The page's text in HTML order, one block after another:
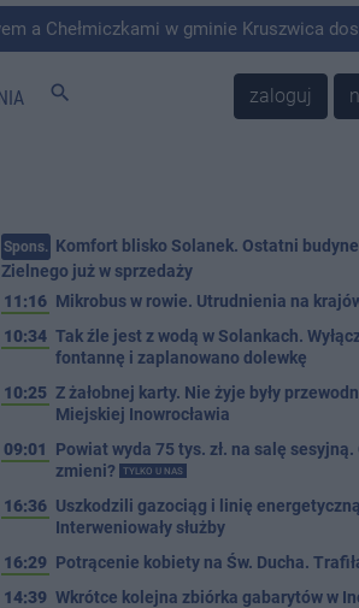
w gminie Kruszwica doszło do groźnie
search zaloguj
Spons. Komfort blisko Solanek. Ostatni
Zielnego już w sprzedaży
11:16 Mikrobus w rowie. Utrudnienia na
10:34 Tak źle jest z wodą w Solankach.
fontannę i zaplanowano dolewkę
10:25 Z żałobnej karty. Nie żyje były
Miejskiej Inowrocławia
09:01
Powiat wyda 75 tys. zł. na salę sesyjną.
zmieni?
TYLKO U NAS
16:36 Uszkodzili gazociąg i linię
Interweniowały służby
16:29 Potrącenie kobiety na Św. Ducha.
14:39 Wkrótce kolejna zbiórka gabarytów w